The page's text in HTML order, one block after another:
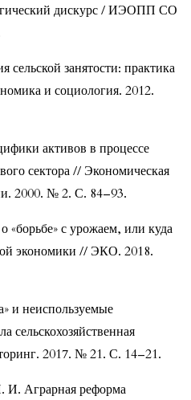
дискурс / ИЭОПП СО
занятости: практика
и социология. 2012.
активов в процессе
сектора // Экономическая
2000. № 2. С. 84–93.
с урожаем, или куда
экономики // ЭКО. 2018.
и неиспользуемые
сельскохозяйственная
2017. № 21. С. 14–21.
Аграрная реформа